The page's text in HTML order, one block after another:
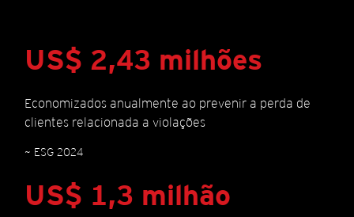
US$ 2,43 milhões
Economizados anualmente ao prevenir a perda de
clientes relacionada a violações
~ ESG 2024
US$ 1,3 milhão